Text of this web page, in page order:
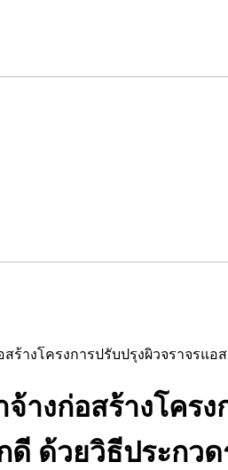
สร้างโครงการปรับปรุงผิวจราจรแ
จ้างก่อสร้างโคร
ดี ด้วยวิธีประกว